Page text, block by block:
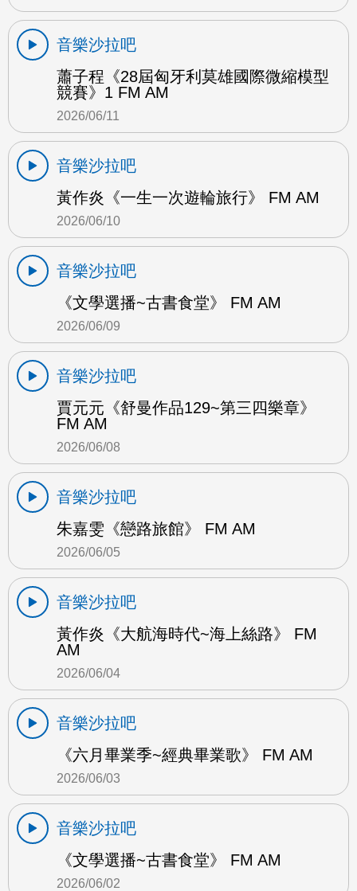
音樂沙拉吧
蕭子程《28屆匈牙利莫雄國際微縮模型
競賽》1 FM AM
2026/06/11
音樂沙拉吧
黃作炎《一生一次遊輪旅行》 FM AM
2026/06/10
音樂沙拉吧
《文學選播~古書食堂》 FM AM
2026/06/09
音樂沙拉吧
賈元元《舒曼作品129~第三四樂章》
FM AM
2026/06/08
音樂沙拉吧
朱嘉雯《戀路旅館》 FM AM
2026/06/05
音樂沙拉吧
黃作炎《大航海時代~海上絲路》 FM
AM
2026/06/04
音樂沙拉吧
《六月畢業季~經典畢業歌》 FM AM
2026/06/03
音樂沙拉吧
《文學選播~古書食堂》 FM AM
2026/06/02